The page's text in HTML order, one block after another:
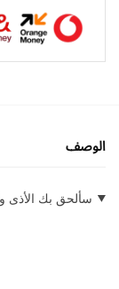
الوصف
سألحق بك الأذى